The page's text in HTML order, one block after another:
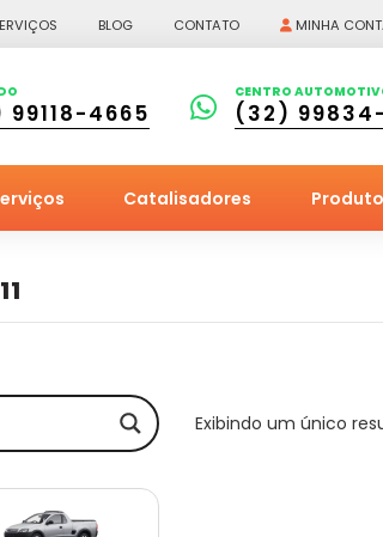
BLOG CONTATO MINHA
4665
CENTRO
(32)
Catalisadores
Exibindo um único